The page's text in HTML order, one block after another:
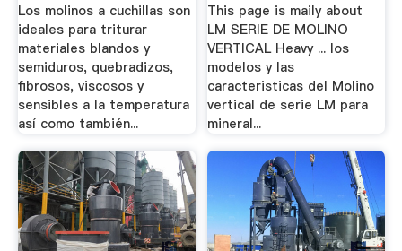
Los molinos a cuchillas son
ideales para triturar
materiales blandos y
semiduros, quebradizos,
fibrosos, viscosos y
sensibles a la temperatura
así como también...
This page is maily about
LM SERIE DE MOLINO
VERTICAL Heavy ... los
modelos y las
caracteristicas del Molino
vertical de serie LM para
mineral...